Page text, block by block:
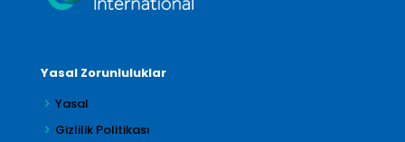
Yasal Zorunluluklar
Yasal
Gizlilik Politikası